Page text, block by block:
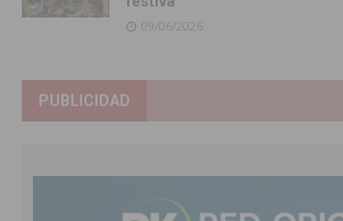
09/06/2026
PUBLICIDAD